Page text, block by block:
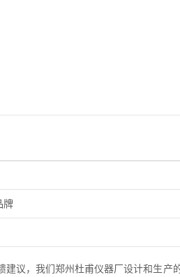
牌
建议，我们郑州杜甫仪器厂设计和生产